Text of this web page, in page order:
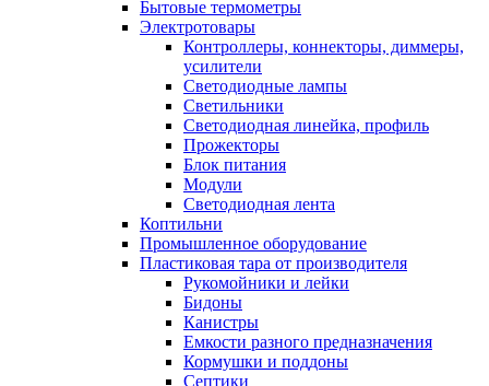
Бытовые термометры
Электротовары
Контроллеры, коннекторы, диммеры,
усилители
Светодиодные лампы
Светильники
Светодиодная линейка, профиль
Прожекторы
Блок питания
Модули
Светодиодная лента
Коптильни
Промышленное оборудование
Пластиковая тара от производителя
Рукомойники и лейки
Бидоны
Канистры
Емкости разного предназначения
Кормушки и поддоны
Септики